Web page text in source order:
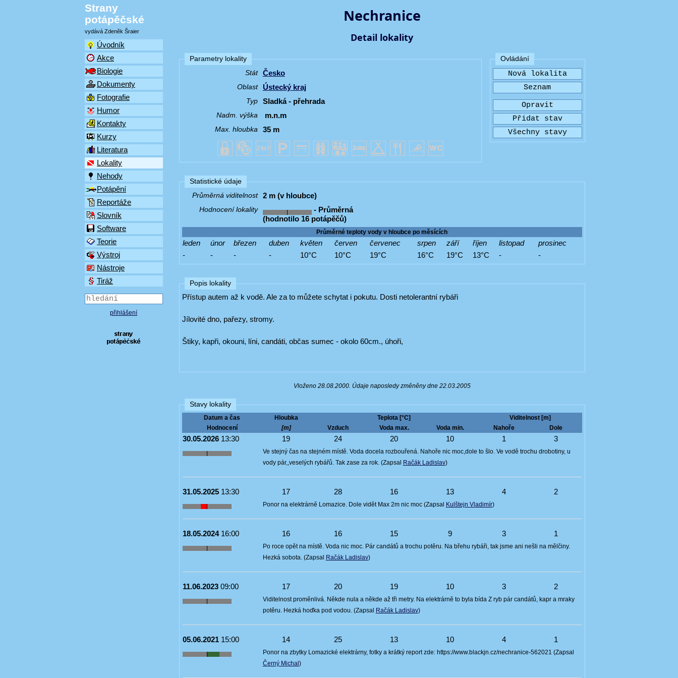
Strany
potápěčské
vydává Zdeněk Šraier
Úvodník
Akce
Biologie
Dokumenty
Fotografie
Humor
Kontakty
Kurzy
Literatura
Lokality
Nehody
Potápění
Reportáže
Slovník
Software
Teorie
Výstroj
Nástroje
Tiráž
přihlášení
Nechranice
Detail lokality
Ovládání
Parametry lokality
Stát
Česko
Oblast Ústecký kraj
Typ Sladká - přehrada
Nadm. výška m.n.m
Max. hloubka 35 m
Statistické údaje
Průměrná viditelnost
2 m (v hloubce)
Hodnocení lokality
- Průměrná
(hodnotilo 16 potápěčů)
Průměrné teploty vody v hloubce po měsících
leden únor březen duben květen červen červenec srpen září říjen listopad
prosinec
-
- - - 10°C 10°C 19°C 16°C 19°C 13°C - -
Popis lokality
Přístup autem až k vodě. Ale za to můžete schytat i pokutu. Dosti netolerantní rybáři
Jílovité dno, pařezy, stromy.
Štiky, kapři, okouni, líni, candáti, občas sumec - okolo 60cm., úhoři,
Vloženo 28.08.2000. Údaje naposledy změněny dne 22.03.2005
Stavy lokality
Datum a čas Hloubka Teplota [°C]
Viditelnost [m]
Hodnocení
[m] Vzduch Voda max. Voda min. Nahoře Dole
30.05.202613:30 19 24 20 10 1 3
Ve stejný čas na stejném místě. Voda docela rozbouřená. Nahoře nic moc,dole to šlo. Ve vodě trochu drobotiny, u
vody pár,,veselých rybářů. Tak zase za rok. (Zapsal Račák Ladislav)
31.05.202513:30 17 28 16 13 4 2
Ponor na elektrárně Lomazice. Dole vidět Max 2m nic moc (Zapsal Kulštejn Vladimír)
18.05.202416:00 16 16 15 9 3 1
Po roce opět na místě. Voda nic moc. Pár candátů a trochu potěru. Na břehu rybáři, tak jsme ani nešli na mělčiny.
Hezká sobota. (Zapsal Račák Ladislav)
11.06.202309:00 17 20 19 10 3 2
Viditelnost proměnlivá. Někde nula a někde až tři metry. Na elektrárně to byla bída Z ryb pár candátů, kapr a mraky
potěru. Hezká hoďka pod vodou. (Zapsal Račák Ladislav)
05.06.202115:00 14 25 13 10 4 1
Ponor na zbytky Lomazické elektrárny, fotky a krátký report zde: https://www.blackjn.cz/nechranice-562021 (Zapsal
Černý Michal )